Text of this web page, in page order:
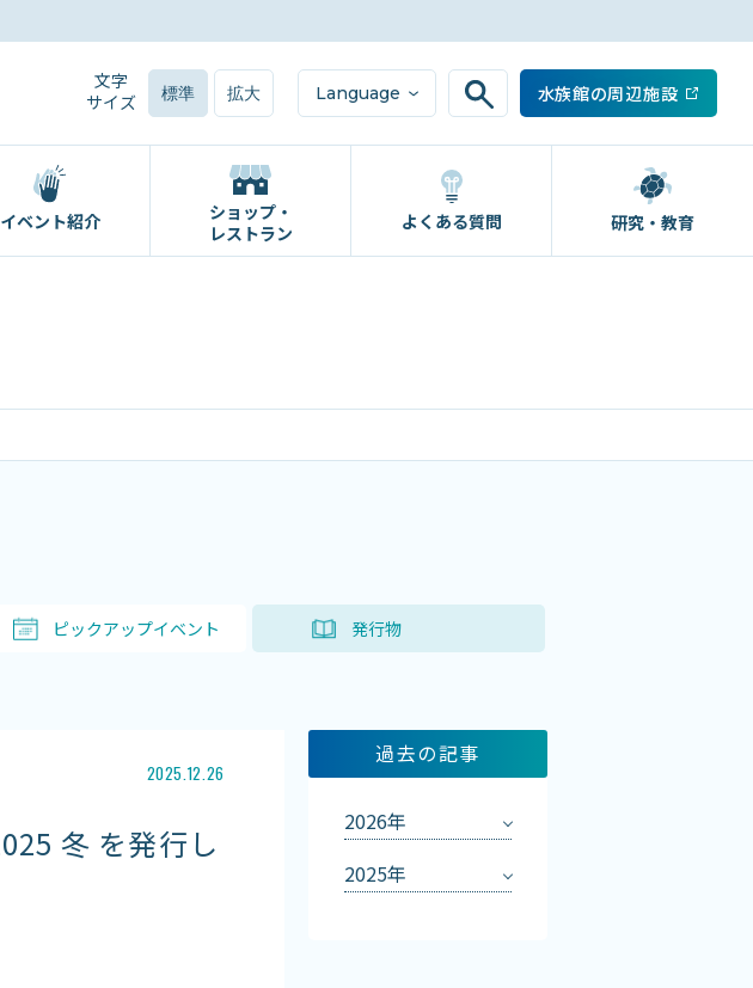
文字
サイズ
標準 拡大 Language 水族館の周辺施設
イベント紹介
ショップ・
レストラン
よくある質問 研究・教育
ピックアップイベント 発行物
2025.12.26
冬 を発行し
過去の記事
2026年
2025年